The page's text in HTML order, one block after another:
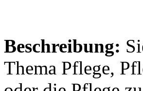
Beschreibung:
Thema Pflege,